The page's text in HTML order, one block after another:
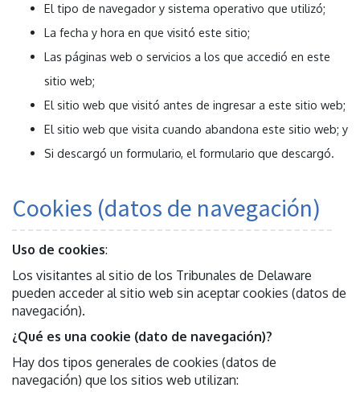
El tipo de navegador y sistema operativo que utilizó;
La fecha y hora en que visitó este sitio;
Las páginas web o servicios a los que accedió en este
sitio web;
El sitio web que visitó antes de ingresar a este sitio web;
El sitio web que visita cuando abandona este sitio web; y
Si descargó un formulario, el formulario que descargó.
Cookies (datos de navegación)
Uso de cookies:
Los visitantes al sitio de los Tribunales de Delaware
pueden acceder al sitio web sin aceptar cookies (datos de
navegación).
¿Qué es una cookie (dato de navegación)?
Hay dos tipos generales de cookies (datos de
navegación) que los sitios web utilizan: